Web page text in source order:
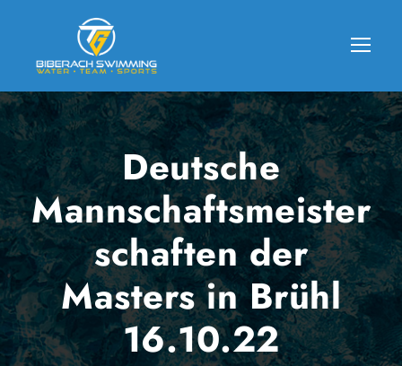
Deutsche
Mannschaftsmeister
schaften der
Masters in Brühl
16.10.22